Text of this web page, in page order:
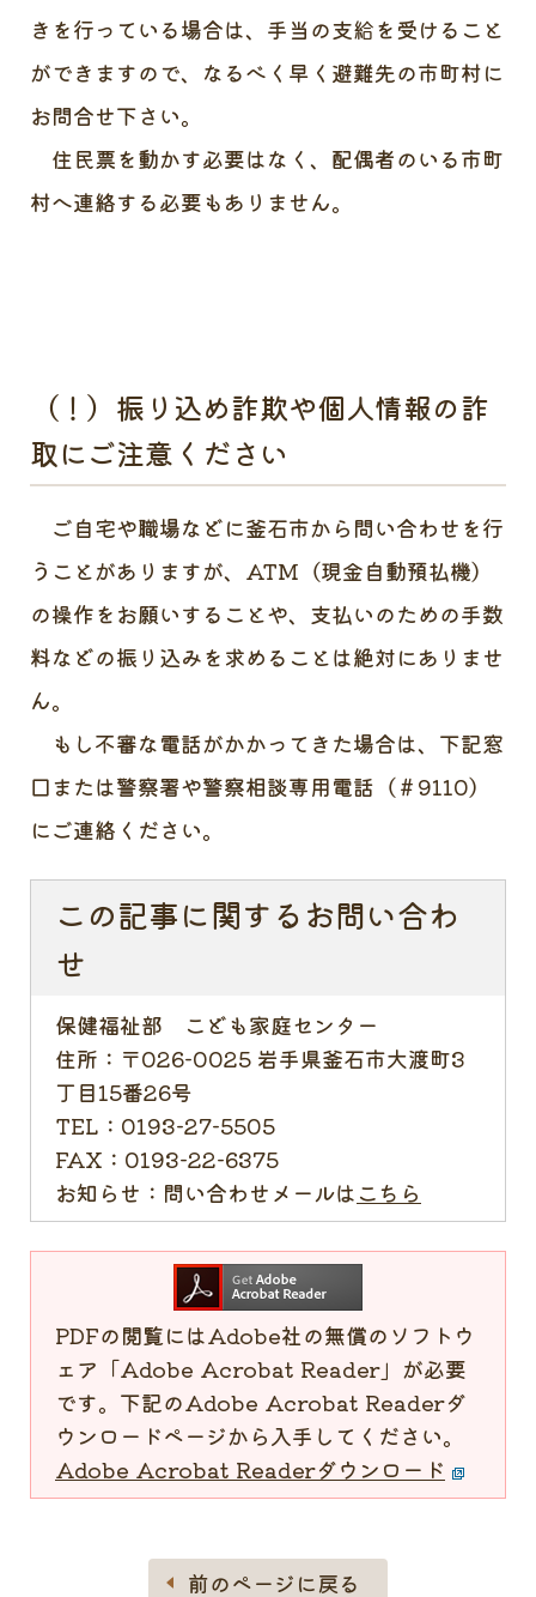
きを行っている場合は、手当の支給を受けること
ができますので、なるべく早く避難先の市町村に
お問合せ下さい。
住民票を動かす必要はなく、配偶者のいる市町
村へ連絡する必要もありません。
（！）振り込め詐欺や個人情報の詐
取にご注意ください
ご自宅や職場などに釜石市から問い合わせを行
うことがありますが、ATM（現金自動預払機）
の操作をお願いすることや、支払いのための手数
料などの振り込みを求めることは絶対にありませ
ん。
もし不審な電話がかかってきた場合は、下記窓
口または警察署や警察相談専用電話（＃9110）
にご連絡ください。
この記事に関するお問い合わ
せ
保健福祉部 こども家庭センター
住所： 〒026-0025 岩手県釜石市大渡町3
丁目15番26号
TEL： 0193-27-5505
FAX： 0193-22-6375
お知らせ： 問い合わせメールはこちら
PDFの閲覧にはAdobe社の無償のソフトウ
ェア「Adobe Acrobat Reader」が必要
です。下記のAdobe Acrobat Readerダ
ウンロードページから入手してください。
Adobe Acrobat Readerダウンロード
前のページに戻る